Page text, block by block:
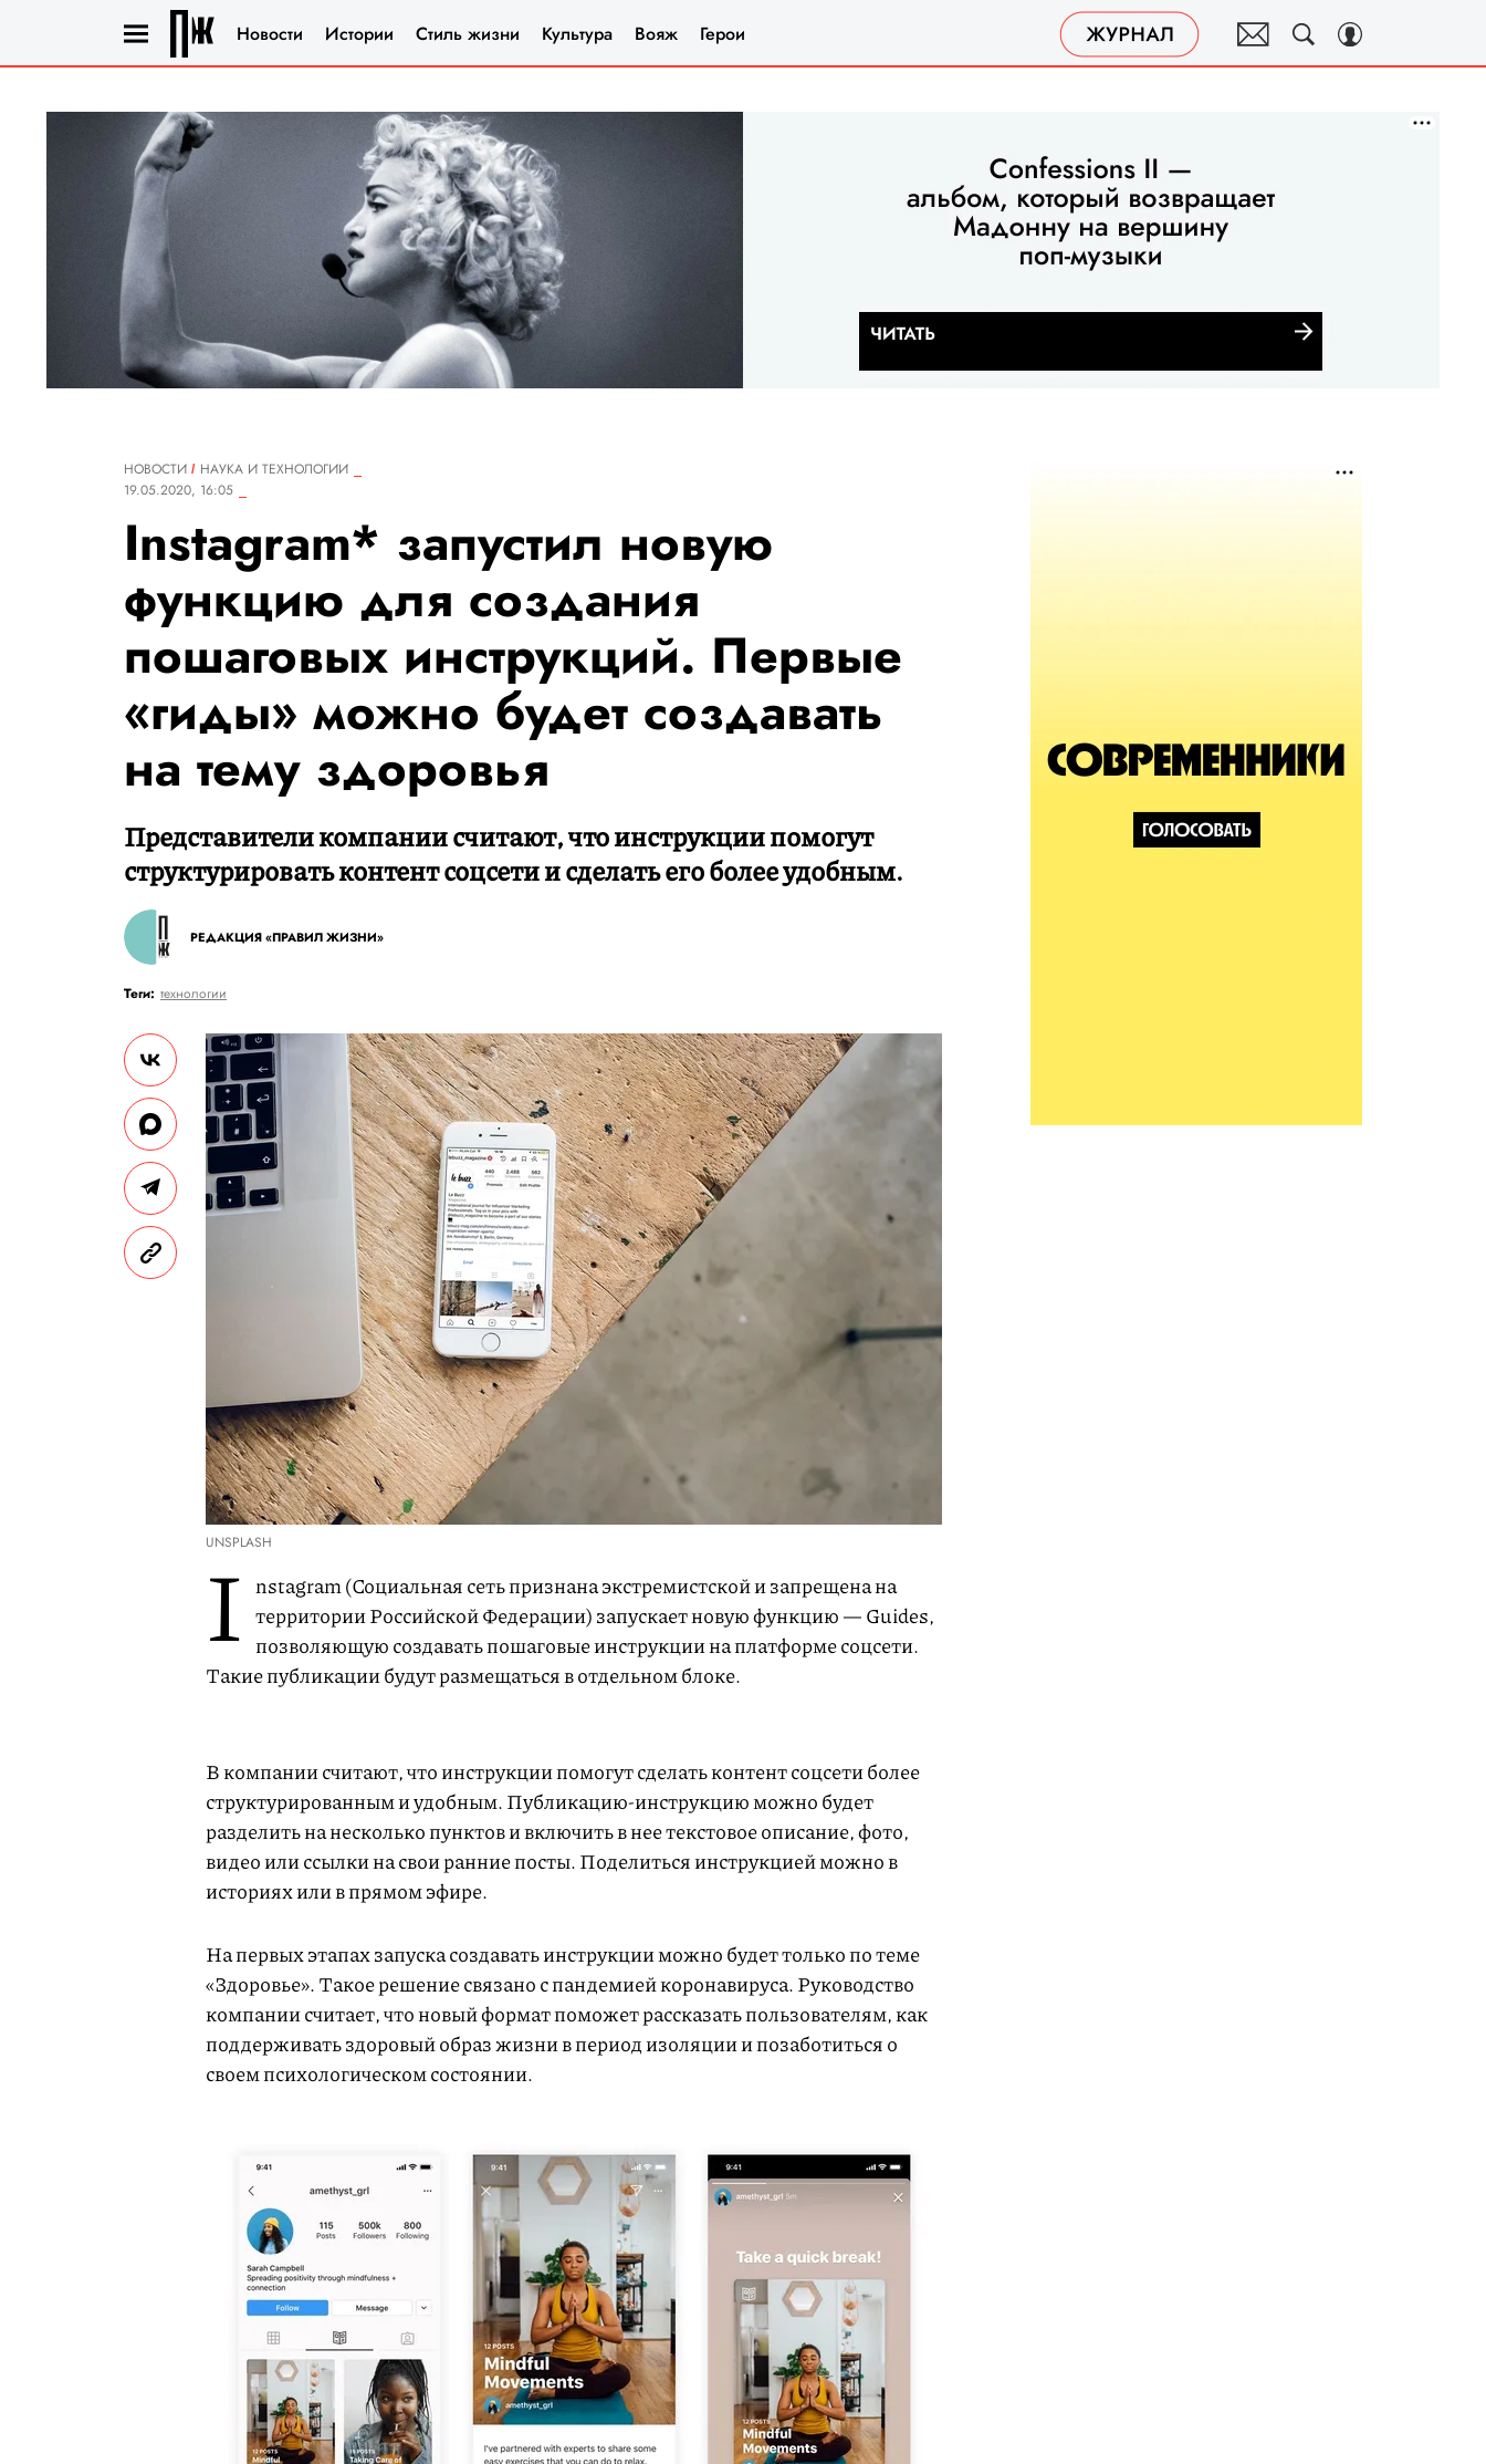
Новости Истории Стиль жизни Культура Вояж Герои
НОВОСТИ
НАУКА И ТЕХНОЛОГИИ
19.05.2020, 16:05
Instagram* запустил новую
функцию для создания
пошаговых инструкций. Первые
«гиды» можно будет создавать
на тему здоровья
Представители компании считают, что инструкции помогут
структурировать контент соцсети и сделать его более удобным.
РЕДАКЦИЯ «ПРАВИЛ ЖИЗНИ»
Теги: технологии
UNSPLASH
I nstagram (Социальная сеть признана экстремистской и запрещена на
территории Российской Федерации) запускает новую функцию — Guides,
позволяющую создавать пошаговые инструкции на платформе соцсети.
Такие публикации будут размещаться в отдельном блоке.
В компании считают, что инструкции помогут сделать контент соцсети более
структурированным и удобным. Публикацию-инструкцию можно будет
разделить на несколько пунктов и включить в нее текстовое описание, фото,
видео или ссылки на свои ранние посты. Поделиться инструкцией можно в
историях или в прямом эфире.
На первых этапах запуска создавать инструкции можно будет только по теме
«Здоровье». Такое решение связано с пандемией коронавируса. Руководство
компании считает, что новый формат поможет рассказать пользователям, как
поддерживать здоровый образ жизни в период изоляции и позаботиться о
своем психологическом состоянии.